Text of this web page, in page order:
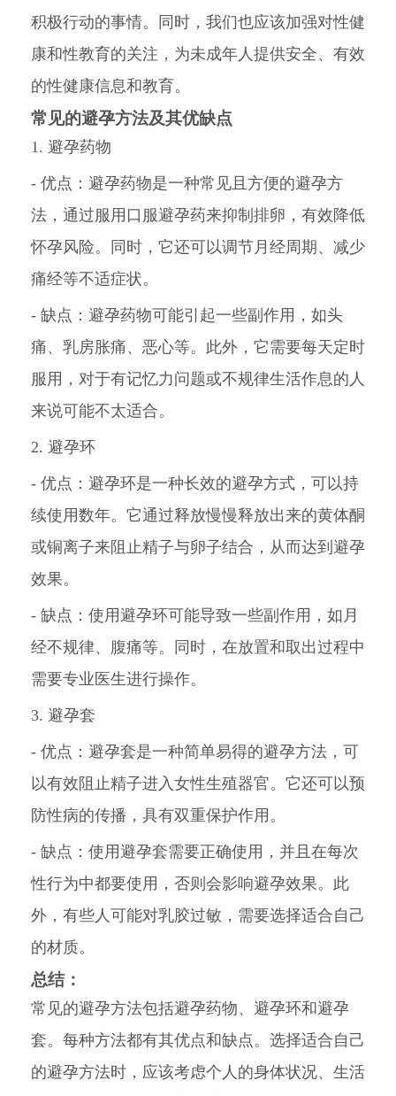
积极行动的事情。同时，我们也应该加强对性健
康和性教育的关注，为未成年人提供安全、有效
的性健康信息和教育。
常见的避孕方法及其优缺点
1. 避孕药物
- 优点：避孕药物是一种常见且方便的避孕方
法，通过服用口服避孕药来抑制排卵，有效降低
怀孕风险。同时，它还可以调节月经周期、减少
痛经等不适症状。
- 缺点：避孕药物可能引起一些副作用，如头
痛、乳房胀痛、恶心等。此外，它需要每天定时
服用，对于有记忆力问题或不规律生活作息的人
来说可能不太适合。
2. 避孕环
- 优点：避孕环是一种长效的避孕方式，可以持
续使用数年。它通过释放慢慢释放出来的黄体酮
或铜离子来阻止精子与卵子结合，从而达到避孕
效果。
- 缺点：使用避孕环可能导致一些副作用，如月
经不规律、腹痛等。同时，在放置和取出过程中
需要专业医生进行操作。
3. 避孕套
- 优点：避孕套是一种简单易得的避孕方法，可
以有效阻止精子进入女性生殖器官。它还可以预
防性病的传播，具有双重保护作用。
- 缺点：使用避孕套需要正确使用，并且在每次
性行为中都要使用，否则会影响避孕效果。此
外，有些人可能对乳胶过敏，需要选择适合自己
的材质。
总结：
常见的避孕方法包括避孕药物、避孕环和避孕
套。每种方法都有其优点和缺点。选择适合自己
的避孕方法时，应该考虑个人的身体状况、生活